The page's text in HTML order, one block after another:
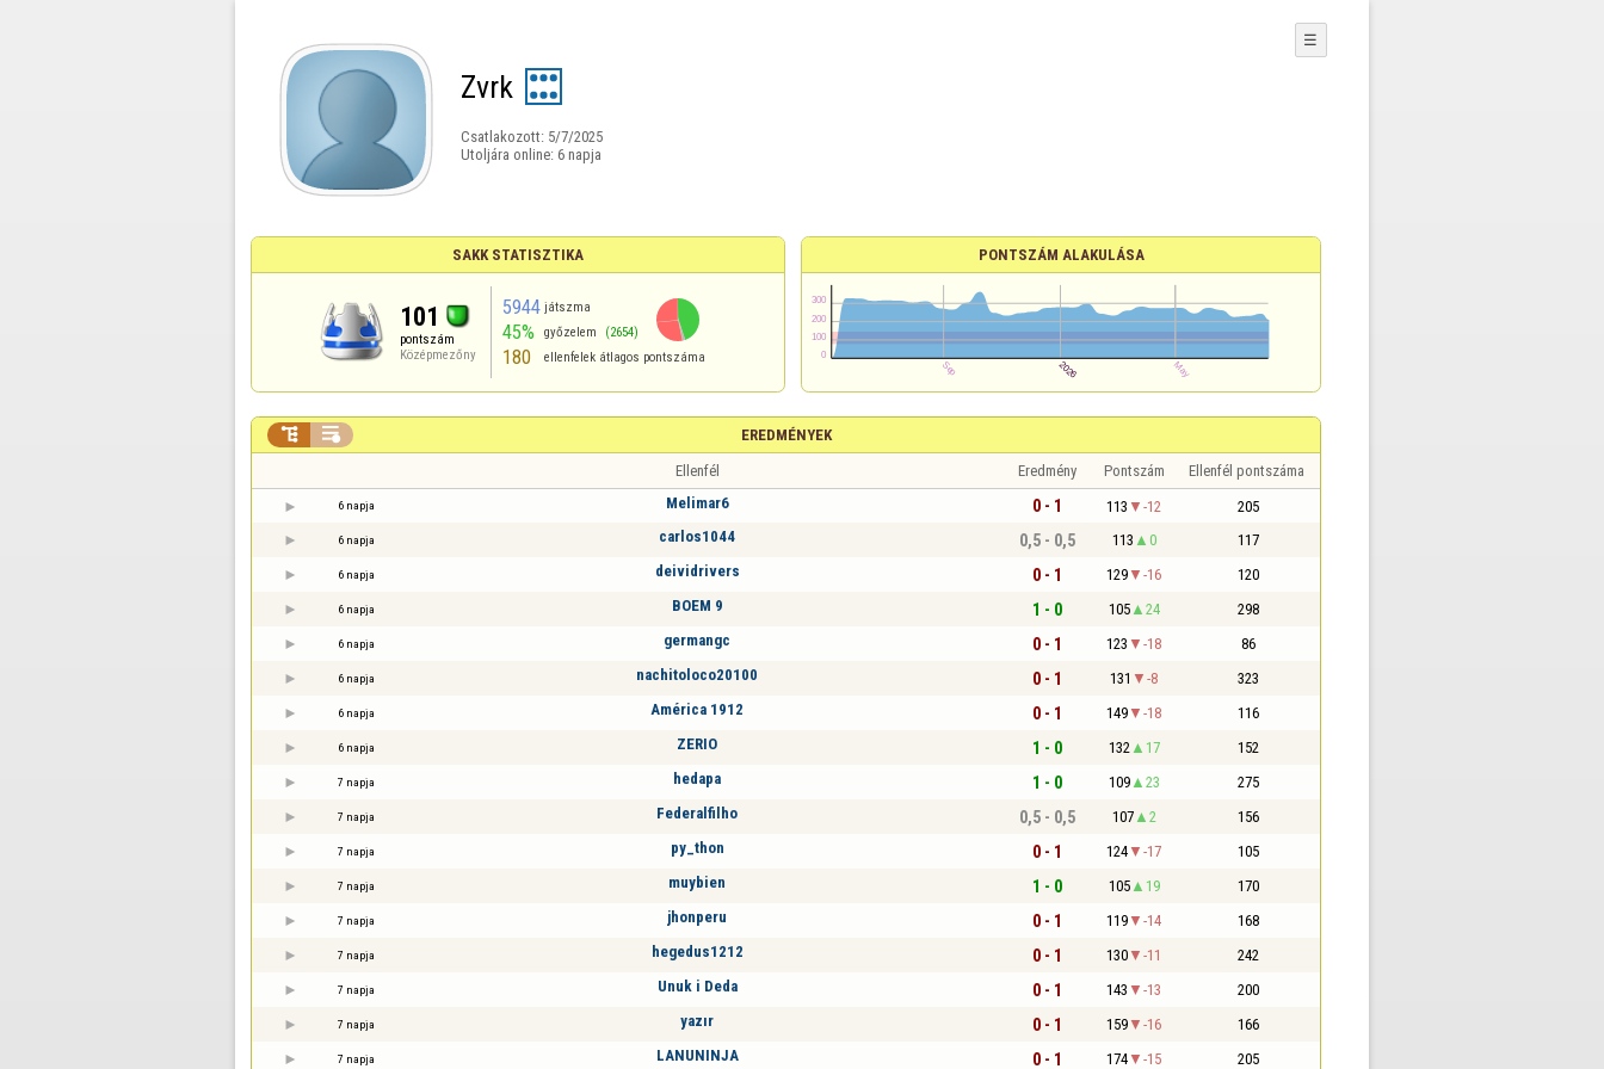
Zvrk
Csatlakozott: 5/7/2025
Utoljára online: 6 napja
☰
SAKK STATISZTIKA
101
pontszám
Középmezőny
5944 játszma
45% győzelem (2654)
180 ellenfelek átlagos pontszáma
PONTSZÁM ALAKULÁSA
EREDMÉNYEK
 
Ellenfél Eredmény Pontszám Ellenfél pontszáma
6 napja Melimar6 0 - 1 113 -12 205
6 napja carlos1044 0,5 - 0,5 113 0 117
6 napja deividrivers 0 - 1 129 -16 120
6 napja BOEM 9 1 - 0 105 24 298
6 napja germangc 0 - 1 123 -18 86
6 napja nachitoloco20100 0 - 1 131 -8 323
6 napja América 1912 0 - 1 149 -18 116
6 napja ZERIO 1 - 0 132 17 152
7 napja hedapa 1 - 0 109 23 275
7 napja Federalfilho 0,5 - 0,5 107 2 156
7 napja py_thon 0 - 1 124 -17 105
7 napja muybien 1 - 0 105 19 170
7 napja jhonperu 0 - 1 119 -14 168
7 napja hegedus1212 0 - 1 130 -11 242
7 napja Unuk i Deda 0 - 1 143 -13 200
7 napja yazır 0 - 1 159 -16 166
7 napja LANUNINJA 0 - 1 174 -15 205